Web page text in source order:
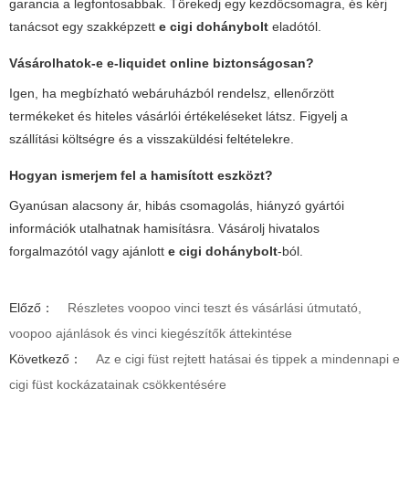
garancia a legfontosabbak. Törekedj egy kezdőcsomagra, és kérj
tanácsot egy szakképzett e cigi dohánybolt eladótól.
Vásárolhatok-e e-liquidet online biztonságosan?
Igen, ha megbízható webáruházból rendelsz, ellenőrzött
termékeket és hiteles vásárlói értékeléseket látsz. Figyelj a
szállítási költségre és a visszaküldési feltételekre.
Hogyan ismerjem fel a hamisított eszközt?
Gyanúsan alacsony ár, hibás csomagolás, hiányzó gyártói
információk utalhatnak hamisításra. Vásárolj hivatalos
forgalmazótól vagy ajánlott e cigi dohánybolt-ból.
Előző：
Részletes voopoo vinci teszt és vásárlási útmutató,
voopoo ajánlások és vinci kiegészítők áttekintése
Következő：
Az e cigi füst rejtett hatásai és tippek a mindennapi e
cigi füst kockázatainak csökkentésére